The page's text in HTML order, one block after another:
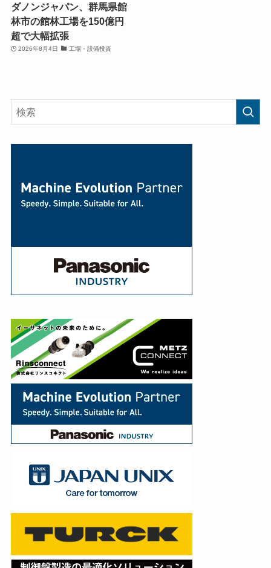
ダノンジャパン、群馬県館
林市の館林工場を150億円
超で大幅拡張
2026年8月4日 工場・設備投資